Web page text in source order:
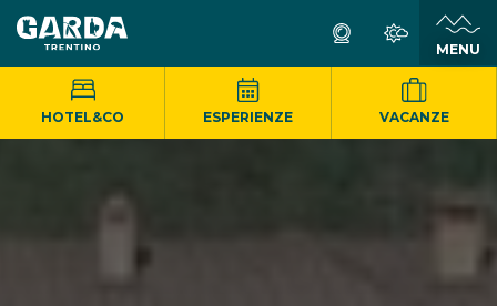
MENU
HOTEL&CO ESPERIENZE VACANZE